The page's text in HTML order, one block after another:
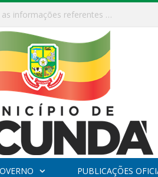
ESF Alto Paraíso é reinaugurada e passa a funcionar em horário estendido
PUBLICAÇÕES